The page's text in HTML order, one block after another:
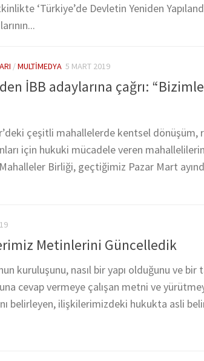
‘Türkiye’de Devletin Yeniden
/MULTIMEDYA 5 MART 2019
İBB adaylarına çağrı:
çeşitli mahallelerde kentsel dönüşüm,
için hukuki mücadele veren
Birliği, geçtiğimiz Pazar Mart
Metinlerini Güncelledik
kuruluşunu, nasıl bir yapı olduğunu ve bir
cevap vermeye çalışan metni ve
belirleyen, ilişkilerimizdeki hukukta asli